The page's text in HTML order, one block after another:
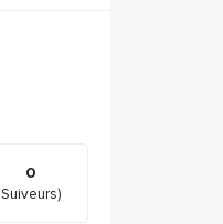
0
Suiveurs)